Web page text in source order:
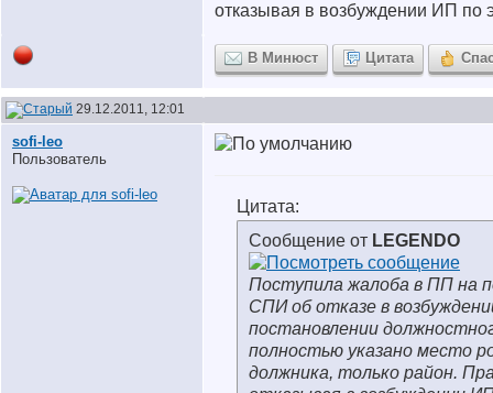
отказывая в возбуждении ИП по
В Минюст Цитата
29.12.2011, 12:01
sofi-leo
Пользователь
Цитата:
Сообщение от LEGENDO
Поступила жалоба в ПП на
СПИ об отказе в
постановлении
полностью указано место
должника, только район.